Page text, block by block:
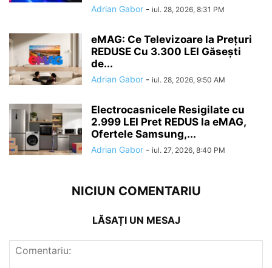
Adrian Gabor - iul. 28, 2026, 8:31 PM
eMAG: Ce Televizoare la Prețuri
REDUSE Cu 3.300 LEI Găsești
de...
Adrian Gabor - iul. 28, 2026, 9:50 AM
Electrocasnicele Resigilate cu
2.999 LEI Pret REDUS la eMAG,
Ofertele Samsung,...
Adrian Gabor - iul. 27, 2026, 8:40 PM
NICIUN COMENTARIU
LĂSAȚI UN MESAJ